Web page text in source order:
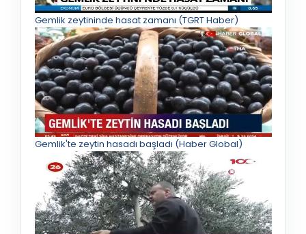
Gemlik zeytininde hasat zamanı (TGRT Haber)
Gemlik'te zeytin hasadı başladı (Haber Global)